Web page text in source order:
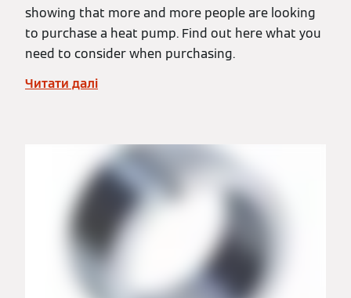
showing that more and more people are looking
to purchase a heat pump. Find out here what you
need to consider when purchasing.
Читати далі